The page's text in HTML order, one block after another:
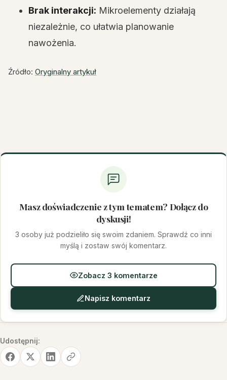
Brak interakcji: Mikroelementy działają
niezależnie, co ułatwia planowanie
nawożenia.
Źródło: Oryginalny artykuł
Masz doświadczenie z tym tematem? Dołącz do
dyskusji!
3 osoby już podzieliło się swoim zdaniem. Sprawdź co inni
myślą i zostaw swój komentarz.
Zobacz 3 komentarze
Napisz komentarz
Udostępnij: